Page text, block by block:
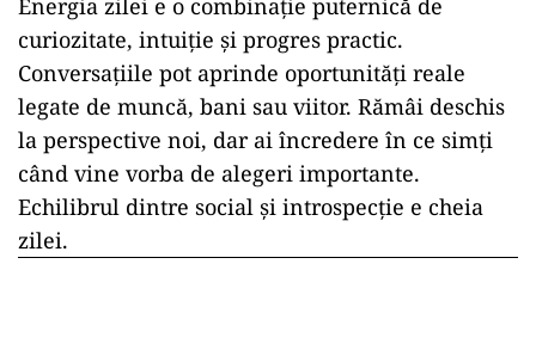
Energia zilei e o combinație puternică de
curiozitate, intuiție și progres practic.
Conversațiile pot aprinde oportunități reale
legate de muncă, bani sau viitor. Rămâi deschis
la perspective noi, dar ai încredere în ce simți
când vine vorba de alegeri importante.
Echilibrul dintre social și introspecție e cheia
zilei.